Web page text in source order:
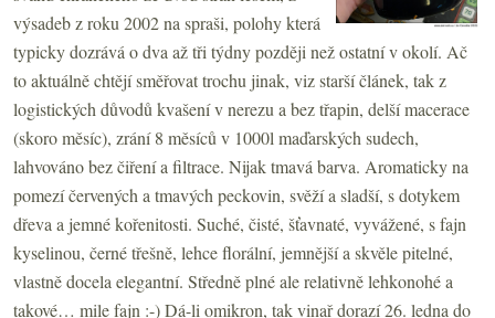
výsadeb z roku 2002 na spraši, polohy která
typicky dozrává o dva až tři týdny později než ostatní v okolí. Ač
to aktuálně chtějí směřovat trochu jinak, viz starší článek, tak z
logistických důvodů kvašení v nerezu a bez třapin, delší macerace
(skoro měsíc), zrání 8 měsíců v 1000l maďarských sudech,
lahvováno bez čiření a filtrace. Nijak tmavá barva. Aromaticky na
pomezí červených a tmavých peckovin, svěží a sladší, s dotykem
dřeva a jemné kořenitosti. Suché, čisté, šťavnaté, vyvážené, s fajn
kyselinou, černé třešně, lehce florální, jemnější a skvěle pitelné,
vlastně docela elegantní. Středně plné ale relativně lehkonohé a
takové… mile fajn :-) Dá-li omikron, tak vinař dorazí 26. ledna do